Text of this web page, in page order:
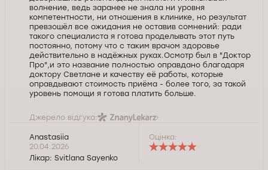
волнение, ведь заранее не знала ни уровня
компетентности, ни отношения в клинике, но результат
превзошёл все ожидания не оставив сомнений: ради
такого специалиста я готова проделывать этот путь
постоянно, потому что с таким врачом здоровье
действительно в надёжных руках.Осмотр был в "Доктор
Про",и это название полностью оправдано благодаря
доктору Светлане и качеству её работы, которые
оправдывают стоимость приёма - более того, за такой
уровень помощи я готова платить больше.
Джерело відгука:
Спасибо большое, желаю здоровья!
Служба контролю якості Докторпро
Anastasiia
20.04.2026
Лікар: Svitlana Sayenko
Оцінка: